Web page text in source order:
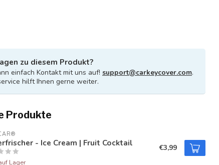
zu diesem Produkt?
einfach Kontakt mit uns auf! support@carkeycover.com.
hilft Ihnen gerne weiter.
Produkte
- Ice Cream | Fruit Cocktail
Lager
€3,99